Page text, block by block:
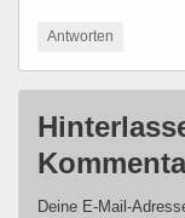
Antworten
Deine E-Mail-